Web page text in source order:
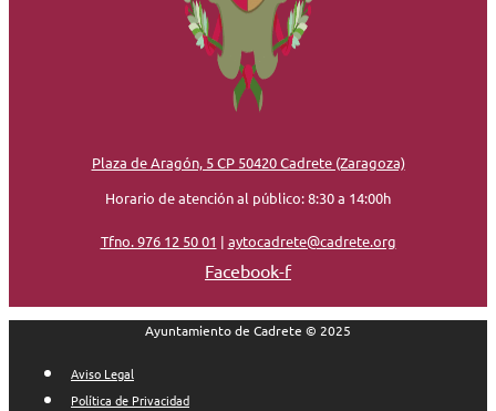
Plaza de Aragón, 5 CP 50420 Cadrete (Zaragoza)
Horario de atención al público: 8:30 a 14:00h
Tfno. 976 12 50 01 | aytocadrete@cadrete.org
Facebook-f
Ayuntamiento de Cadrete © 2025
Aviso Legal
Política de Privacidad